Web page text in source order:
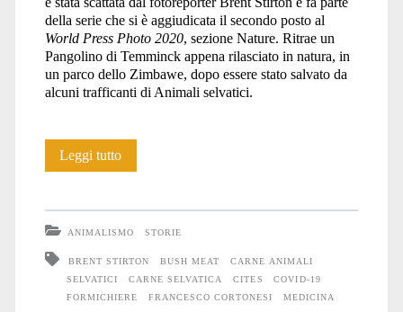
della serie che si è aggiudicata il secondo posto al
World Press Photo 2020, sezione Nature. Ritrae un
Pangolino di Temminck appena rilasciato in natura, in
un parco dello Zimbawe, dopo essere stato salvato da
alcuni trafficanti di Animali selvatici.
Leggi tuttoLa
ANIMALISMO STORIE
BRENT STIRTON BUSH MEAT
CARNE ANIMALI
SELVATICI
CARNE SELVATICA CITES
COVID-19
FORMICHIERE
FRANCESCO CORTONESI
MEDICINA